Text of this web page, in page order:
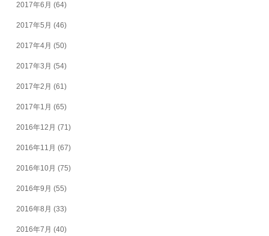
2017年6月 (64)
2017年5月 (46)
2017年4月 (50)
2017年3月 (54)
2017年2月 (61)
2017年1月 (65)
2016年12月 (71)
2016年11月 (67)
2016年10月 (75)
2016年9月 (55)
2016年8月 (33)
2016年7月 (40)